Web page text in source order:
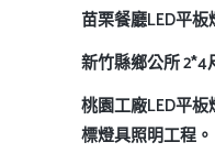
苗栗餐廳LED平
新竹縣鄉公所 2*4
桃園工廠LED平
標燈具照明工程。